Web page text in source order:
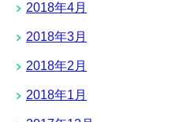
2018年4月
2018年3月
2018年2月
2018年1月